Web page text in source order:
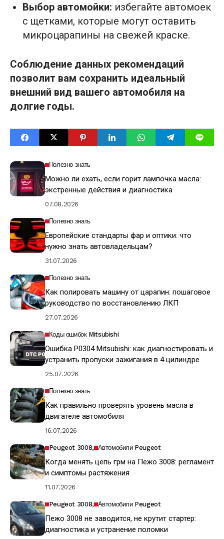
Выбор автомойки: избегайте автомоек
с щетками, которые могут оставить
микроцарапины на свежей краске.
Соблюдение данных рекомендаций
позволит вам сохранить идеальный
внешний вид вашего автомобиля на
долгие годы.
Полезно знать
Можно ли ехать, если горит лампочка масла:
экстренные действия и диагностика
07.08.2026
Полезно знать
Европейские стандарты фар и оптики: что
нужно знать автовладельцам?
31.07.2026
Полезно знать
Как полировать машину от царапин: пошаговое
руководство по восстановлению ЛКП
27.07.2026
Коды ошибок Mitsubishi
Ошибка P0304 Mitsubishi: как диагностировать и
устранить пропуски зажигания в 4 цилиндре
25.07.2026
Полезно знать
Как правильно проверять уровень масла в
двигателе автомобиля
16.07.2026
Peugeot 3008 Автомобили Peugeot
Когда менять цепь грм на Пежо 3008: регламент
и симптомы растяжения
11.07.2026
Peugeot 3008 Автомобили Peugeot
Пежо 3008 не заводится, не крутит стартер:
диагностика и устранение поломки